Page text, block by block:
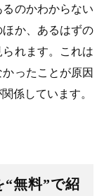
のかわからない
か、あるはずの
れます。これは
ったことが原因
係しています。
“無料”で紹